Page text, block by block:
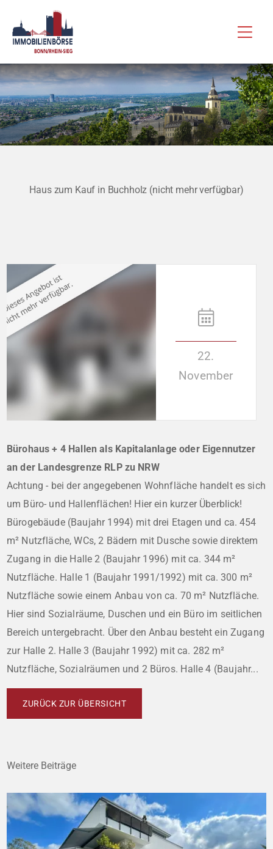
Inhalt
springen
Haus zum Kauf in Buchholz (nicht mehr verfügbar)
22.
November
Bürohaus + 4 Hallen als Kapitalanlage oder Eigennutzer
an der Landesgrenze RLP zu NRW
Achtung - bei der angegebenen Wohnfläche handelt es sich
um Büro- und Hallenflächen! Hier ein kurzer Überblick!
Bürogebäude (Baujahr 1994) mit drei Etagen und ca. 454
m² Nutzfläche, WCs, 2 Bädern mit Dusche sowie direktem
Zugang in die Halle 2 (Baujahr 1996) mit ca. 344 m²
Nutzfläche. Halle 1 (Baujahr 1991/1992) mit ca. 300 m²
Nutzfläche sowie einem Anbau von ca. 70 m² Nutzfläche.
Hier sind Sozialräume, Duschen und ein Büro im seitlichen
Bereich untergebracht. Über den Anbau besteht ein Zugang
zur Halle 2. Halle 3 (Baujahr 1992) mit ca. 282 m²
Nutzfläche, Sozialräumen und 2 Büros. Halle 4 (Baujahr...
ZURÜCK ZUR ÜBERSICHT
Weitere Beiträge